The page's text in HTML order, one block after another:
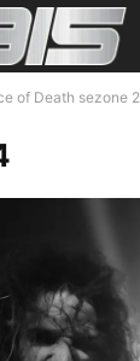
of Death sezone